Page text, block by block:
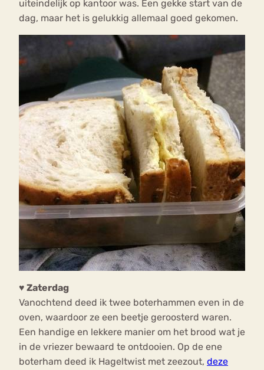
uiteindelijk op kantoor was. Een gekke start van de
dag, maar het is gelukkig allemaal goed gekomen.
♥ Zaterdag
Vanochtend deed ik twee boterhammen even in de
oven, waardoor ze een beetje geroosterd waren.
Een handige en lekkere manier om het brood wat je
in de vriezer bewaard te ontdooien. Op de ene
boterham deed ik Hageltwist met zeezout, deze